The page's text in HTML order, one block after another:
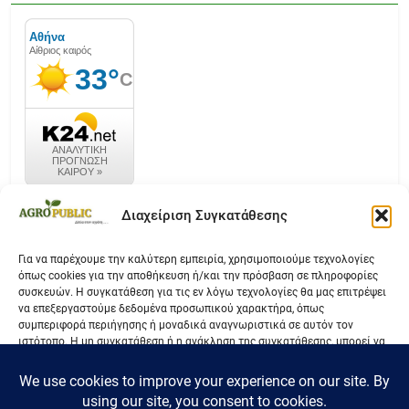
Διαχείριση Συγκατάθεσης
Για να παρέχουμε την καλύτερη εμπειρία, χρησιμοποιούμε τεχνολογίες
όπως cookies για την αποθήκευση ή/και την πρόσβαση σε πληροφορίες
συσκευών. Η συγκατάθεση για τις εν λόγω τεχνολογίες θα μας επιτρέψει
να επεξεργαστούμε δεδομένα προσωπικού χαρακτήρα, όπως
συμπεριφορά περιήγησης ή μοναδικά αναγνωριστικά σε αυτόν τον
ιστότοπο. Η μη συγκατάθεση ή η ανάκληση της συγκατάθεσης, μπορεί να
καιρός k24.net
Επικοινωνία
Όροι Χρήσης